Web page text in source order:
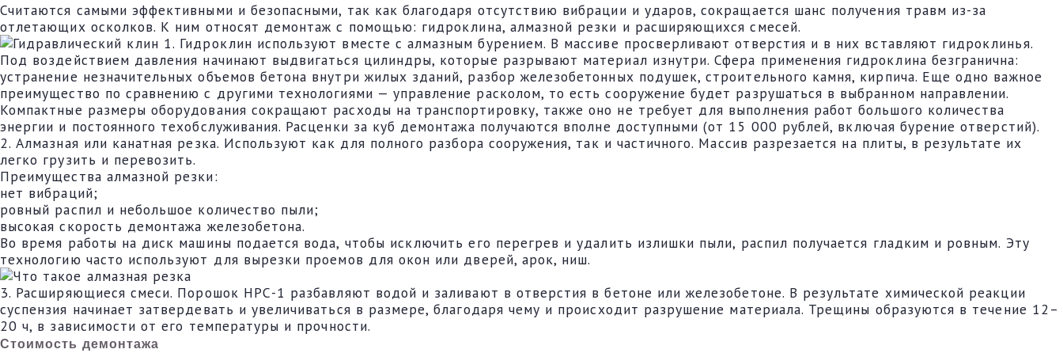
Считаются самыми эффективными и безопасными, так как благодаря отсутствию вибрации и ударов, сокращается шанс получения травм из-за
отлетающих осколков. К ним относят демонтаж с помощью: гидроклина, алмазной резки и расширяющихся смесей.
1. Гидроклин используют вместе с алмазным бурением. В массиве просверливают отверстия и в них вставляют гидроклинья.
Под воздействием давления начинают выдвигаться цилиндры, которые разрывают материал изнутри. Сфера применения гидроклина безгранична:
устранение незначительных объемов бетона внутри жилых зданий, разбор железобетонных подушек, строительного камня, кирпича. Еще одно важное
преимущество по сравнению с другими технологиями — управление расколом, то есть сооружение будет разрушаться в выбранном направлении.
Компактные размеры оборудования сокращают расходы на транспортировку, также оно не требует для выполнения работ большого количества
энергии и постоянного техобслуживания. Расценки за куб демонтажа получаются вполне доступными (от 15 000 рублей, включая бурение отверстий).
2. Алмазная или канатная резка. Используют как для полного разбора сооружения, так и частичного. Массив разрезается на плиты, в результате их
легко грузить и перевозить.
Преимущества алмазной резки:
нет вибраций;
ровный распил и небольшое количество пыли;
высокая скорость демонтажа железобетона.
Во время работы на диск машины подается вода, чтобы исключить его перегрев и удалить излишки пыли, распил получается гладким и ровным. Эту
технологию часто используют для вырезки проемов для окон или дверей, арок, ниш.
3. Расширяющиеся смеси. Порошок НРС-1 разбавляют водой и заливают в отверстия в бетоне или железобетоне. В результате химической реакции
суспензия начинает затвердевать и увеличиваться в размере, благодаря чему и происходит разрушение материала. Трещины образуются в течение 12–
20 ч, в зависимости от его температуры и прочности.
Стоимость демонтажа